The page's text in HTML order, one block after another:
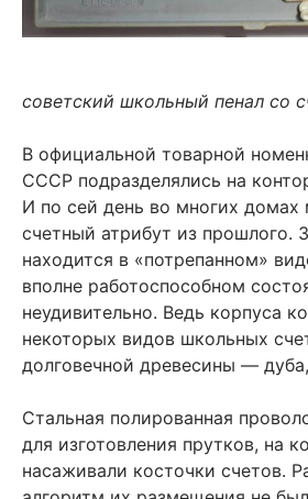
советский школьный пенал со
В официальной товарной
СССР подразделялись на
И по сей день во многих домах
счетный атрибут из прошлого.
находится в «потрепанном»
вполне работоспособном
неудивительно. Ведь корпуса
некоторых видов школьных
долговечной древесины —
Стальная полированная
для изготовления прутков, на
насаживали косточки счетов.